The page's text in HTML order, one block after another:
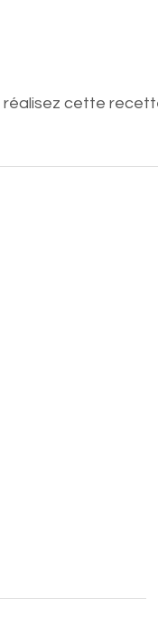
réalisez cette